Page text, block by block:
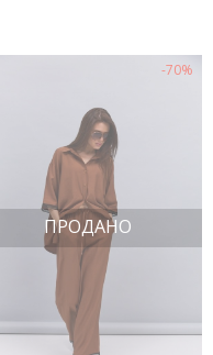
-70%
ПРОДАНО